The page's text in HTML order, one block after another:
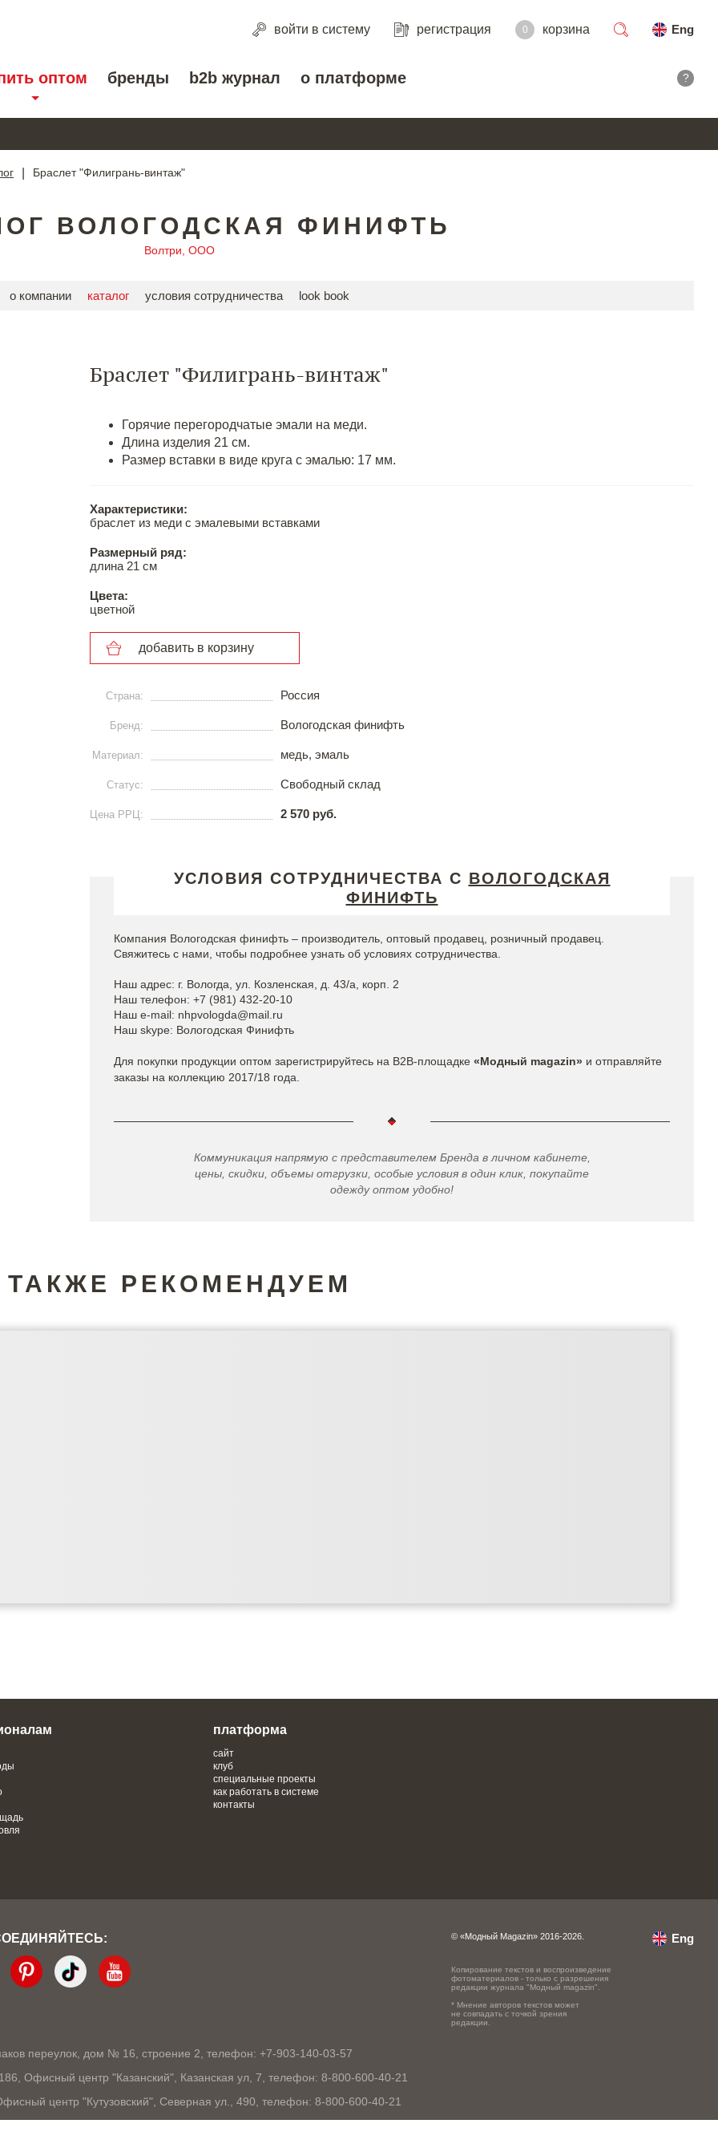
войти в систему регистрация 0 корзина
Eng
оптом бренды b2b журнал о платформе ?
Браслет "Филигрань-винтаж"
ВОЛОГОДСКАЯ ФИНИФТЬ
Волтри, ООО
о компании каталог условия сотрудничества look book
Браслет "Филигрань-винтаж"
Горячие перегородчатые эмали на меди.
Длина изделия 21 см.
Размер вставки в виде круга с эмалью: 17 мм.
Характеристики:
браслет из меди с эмалевыми вставками
Размерный ряд:
длина 21 см
Цвета:
цветной
добавить в корзину
Страна: Россия
Бренд: Вологодская финифть
Материал: медь, эмаль
Статус: Свободный склад
Цена РРЦ: 2 570 руб.
УСЛОВИЯ СОТРУДНИЧЕСТВА С ВОЛОГОДСКАЯ
ФИНИФТЬ
Компания Вологодская финифть – производитель, оптовый продавец, розничный продавец.
Свяжитесь с нами, чтобы подробнее узнать об условиях сотрудничества.
Наш адрес: г. Вологда, ул. Козленская, д. 43/а, корп. 2
Наш телефон: +7 (981) 432-20-10
Наш e-mail: nhpvologda@mail.ru
Наш skype: Вологодская Финифть
Для покупки продукции оптом зарегистрируйтесь на B2B-площадке «Модный magazin» и отправляйте
заказы на коллекцию 2017/18 года.
Коммуникация напрямую с представителем Бренда в личном кабинете,
цены, скидки, объемы отгрузки, особые условия в один клик, покупайте
одежду оптом удобно!
ТАКЖЕ РЕКОМЕНДУЕМ
платформа
сайт
клуб
специальные проекты
как работать в системе
контакты
переулок, дом № 16, строение 2, телефон: +7-903-140-03-57
Офисный центр "Казанский", Казанская ул, 7, телефон: 8-800-600-40-21
центр "Кутузовский", Северная ул., 490, телефон: 8-800-600-40-21
© «Модный Magazin» 2016-2026.
Копирование текстов и воспроизведение
фотоматериалов - только с разрешения
редакции журнала "Модный magazin".
* Мнение авторов текстов может
не совпадать с точкой зрения
редакции.
Eng